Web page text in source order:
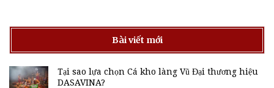
Bài viết mới
Tại sao lựa chọn Cá kho làng Vũ Đại thương hiệu
DASAVINA?